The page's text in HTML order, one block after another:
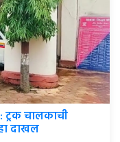
चालकाची
दाखल